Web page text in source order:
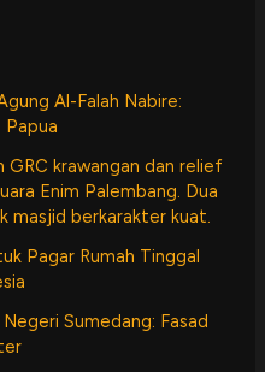
Al-Falah Nabire:
krawangan dan relief
Enim Palembang. Dua
masjid berkarakter kuat.
Pagar Rumah Tinggal
Sumedang: Fasad